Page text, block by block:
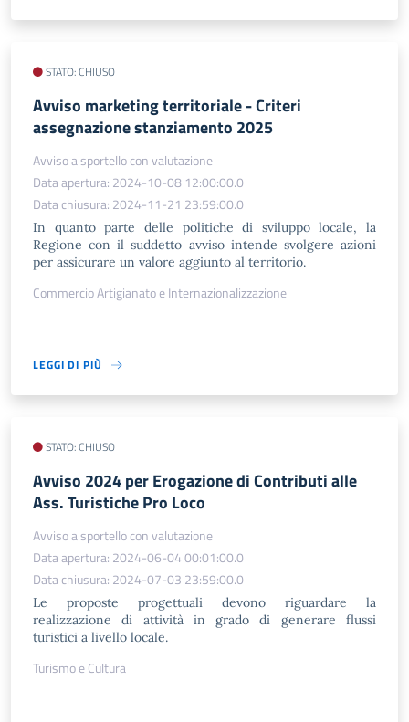
STATO: CHIUSO
Avviso marketing territoriale - Criteri
assegnazione stanziamento 2025
Avviso a sportello con valutazione
Data apertura: 2024-10-08 12:00:00.0
Data chiusura: 2024-11-21 23:59:00.0
In quanto parte delle politiche di sviluppo locale, la
Regione con il suddetto avviso intende svolgere azioni
per assicurare un valore aggiunto al territorio.
Commercio Artigianato e Internazionalizzazione
LEGGI DI PIÙ
STATO: CHIUSO
Avviso 2024 per Erogazione di Contributi alle
Ass. Turistiche Pro Loco
Avviso a sportello con valutazione
Data apertura: 2024-06-04 00:01:00.0
Data chiusura: 2024-07-03 23:59:00.0
Le proposte progettuali devono riguardare la
realizzazione di attività in grado di generare flussi
turistici a livello locale.
Turismo e Cultura